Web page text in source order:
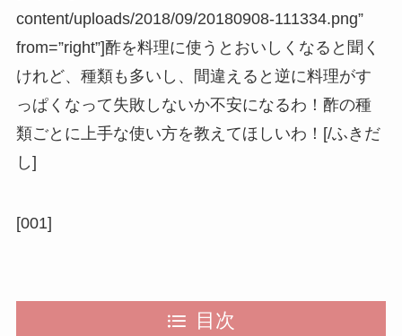
content/uploads/2018/09/20180908-111334.png”
from=”right”]酢を料理に使うとおいしくなると聞く
けれど、種類も多いし、間違えると逆に料理がす
っぱくなって失敗しないか不安になるわ！酢の種
類ごとに上手な使い方を教えてほしいわ！[/ふきだ
し]
[001]
目次